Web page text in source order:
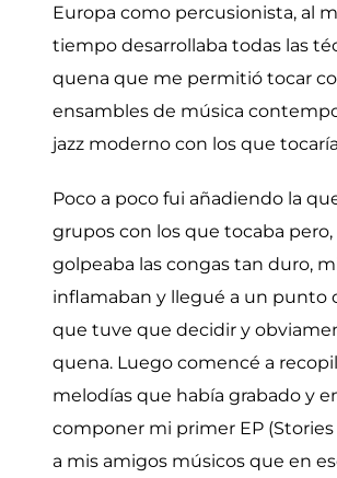
Europa como percusionista, al
tiempo desarrollaba todas las
quena que me permitió tocar
ensambles de música
jazz moderno con los que
Poco a poco fui añadiendo la
grupos con los que tocaba
golpeaba las congas tan duro,
inflamaban y llegué a un punto
que tuve que decidir y
quena. Luego comencé a
melodías que había grabado y
componer mi primer EP (Stories
a mis amigos músicos que en